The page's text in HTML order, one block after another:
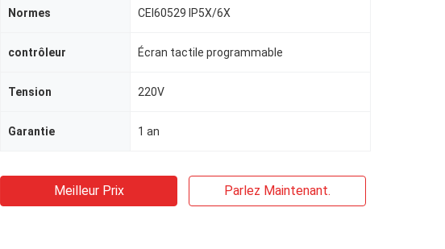
Normes CEI60529 IP5X/6X
contrôleur Écran tactile programmable
Tension 220V
Garantie 1 an
Meilleur Prix Parlez Maintenant.